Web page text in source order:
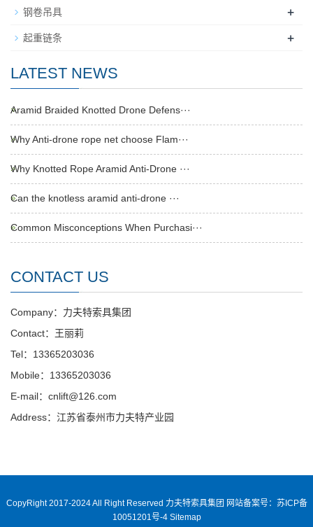
钢卷吊具 +
起重链条 +
LATEST NEWS
Aramid Braided Knotted Drone Defens···
Why Anti-drone rope net choose Flam···
Why Knotted Rope Aramid Anti-Drone ···
Can the knotless aramid anti-drone ···
Common Misconceptions When Purchasi···
CONTACT US
Company：力夫特索具集团
Contact：王丽莉
Tel：13365203036
Mobile：13365203036
E-mail：cnlift@126.com
Address：江苏省泰州市力夫特产业园
CopyRight 2017-2024 All Right Reserved 力夫特索具集团 网站备案号：苏ICP备
10051201号-4 Sitemap